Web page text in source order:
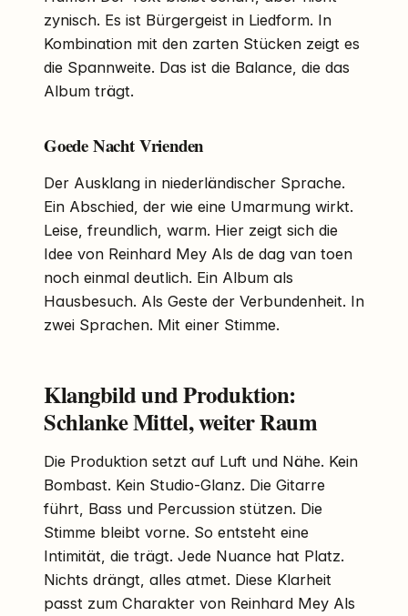
zynisch. Es ist Bürgergeist in Liedform. In
Kombination mit den zarten Stücken zeigt es
die Spannweite. Das ist die Balance, die das
Album trägt.
Goede Nacht Vrienden
Der Ausklang in niederländischer Sprache.
Ein Abschied, der wie eine Umarmung wirkt.
Leise, freundlich, warm. Hier zeigt sich die
Idee von Reinhard Mey Als de dag van toen
noch einmal deutlich. Ein Album als
Hausbesuch. Als Geste der Verbundenheit. In
zwei Sprachen. Mit einer Stimme.
Klangbild und Produktion:
Schlanke Mittel, weiter Raum
Die Produktion setzt auf Luft und Nähe. Kein
Bombast. Kein Studio-Glanz. Die Gitarre
führt, Bass und Percussion stützen. Die
Stimme bleibt vorne. So entsteht eine
Intimität, die trägt. Jede Nuance hat Platz.
Nichts drängt, alles atmet. Diese Klarheit
passt zum Charakter von Reinhard Mey Als